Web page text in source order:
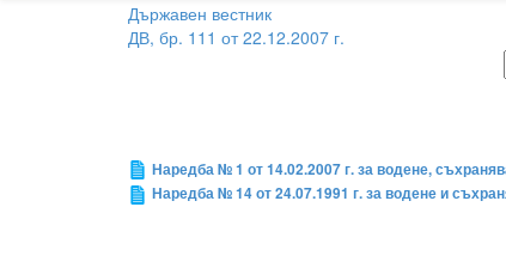
Държавен вестник
ДВ, бр. 111 от 22.12.2007 г.
Наредба № 1 от 14.02.2007 г. за водене,
Наредба № 14 от 24.07.1991 г. за водене и